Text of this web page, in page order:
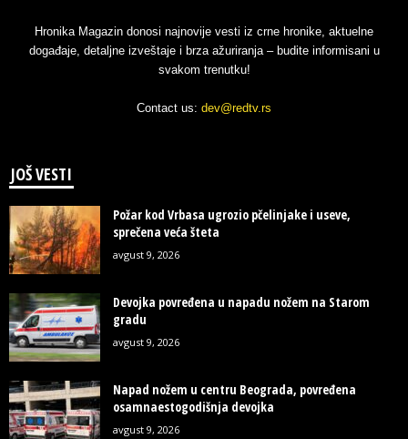
Hronika Magazin donosi najnovije vesti iz crne hronike, aktuelne
događaje, detaljne izveštaje i brza ažuriranja – budite informisani u
svakom trenutku!
Contact us: dev@redtv.rs
JOŠ VESTI
Požar kod Vrbasa ugrozio pčelinjake i useve,
sprečena veća šteta
avgust 9, 2026
Devojka povređena u napadu nožem na Starom
gradu
avgust 9, 2026
Napad nožem u centru Beograda, povređena
osamnaestogodišnja devojka
avgust 9, 2026